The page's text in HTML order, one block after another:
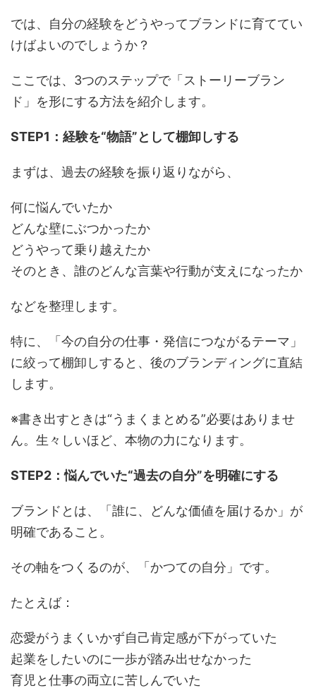
では、自分の経験をどうやってブランドに育ててい
けばよいのでしょうか？
ここでは、3つのステップで「ストーリーブラン
ド」を形にする方法を紹介します。
STEP1：経験を“物語”として棚卸しする
まずは、過去の経験を振り返りながら、
何に悩んでいたか
どんな壁にぶつかったか
どうやって乗り越えたか
そのとき、誰のどんな言葉や行動が支えになったか
などを整理します。
特に、「今の自分の仕事・発信につながるテーマ」
に絞って棚卸しすると、後のブランディングに直結
します。
※書き出すときは“うまくまとめる”必要はありませ
ん。生々しいほど、本物の力になります。
STEP2：悩んでいた“過去の自分”を明確にする
ブランドとは、「誰に、どんな価値を届けるか」が
明確であること。
その軸をつくるのが、「かつての自分」です。
たとえば：
恋愛がうまくいかず自己肯定感が下がっていた
起業をしたいのに一歩が踏み出せなかった
育児と仕事の両立に苦しんでいた